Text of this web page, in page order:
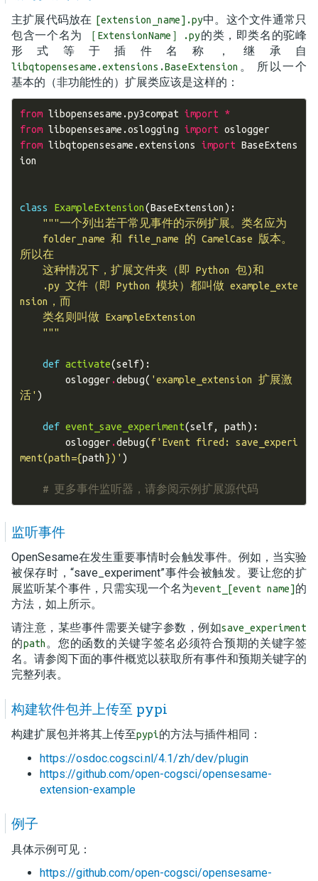
主扩展代码放在 [extension_name].py中。这个文件通常只
包含一个名为
［ExtensionName］.py的类，即类名的驼峰
形式等于插件名称，继承自
libqtopensesame.extensions.BaseExtension 。 所以一个
基本的（非功能性的）扩展类应该是这样的：
from libopensesame.py3compat import
*
from libopensesame.oslogging import oslogger
from libqtopensesame.extensions import BaseExtens
ion
class ExampleExtension(BaseExtension):
"""一个列出若干常见事件的示例扩展。类名应为
所以在
    这种情况下，扩展文件夹（即 Python 包)和
nsion，而
    类名则叫做 ExampleExtension
    """
def activate(self):
oslogger .debug( 'example_extension 扩展激
活' )
def event_save_experiment(self, path):
oslogger .debug(f'Event fired: save_experi
ment(path={path})' )
# 更多事件监听器，请参阅示例扩展源代码
监听事件
OpenSesame在发生重要事情时会触发事件。例如，当实验
被保存时，“save_experiment”事件会被触发。要让您的扩
展监听某个事件，只需实现一个名为event_[event name] 的
方法，如上所示。
请注意，某些事件需要关键字参数，例如save_experiment
的path。您的函数的关键字签名必须符合预期的关键字签
名。请参阅下面的事件概览以获取所有事件和预期关键字的
完整列表。
构建软件包并上传至 pypi
构建扩展包并将其上传至pypi的方法与插件相同：
https://osdoc.cogsci.nl/4.1/zh/dev/plugin
https://github.com/open-cogsci/opensesame-
extension-example
例子
具体示例可见：
https://github.com/open-cogsci/opensesame-